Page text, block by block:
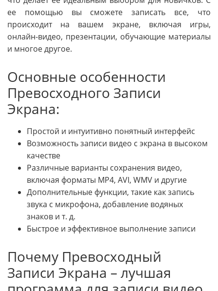
ее помощью вы сможете записать все, что
происходит на вашем экране, включая игры,
онлайн-видео, презентации, обучающие материалы
и многое другое.
Основные особенности
Превосходного Записи
Экрана:
Простой и интуитивно понятный интерфейс
Возможность записи видео с экрана в высоком
качестве
Различные варианты сохранения видео,
включая форматы MP4, AVI, WMV и другие
Дополнительные функции, такие как запись
звука с микрофона, добавление водяных
знаков и т. д.
Быстрое и эффективное выполнение записи
Почему Превосходный
Записи Экрана – лучшая